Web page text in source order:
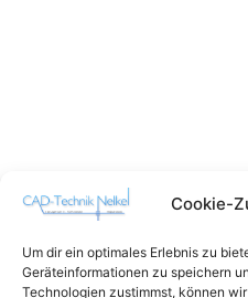
Cookie-
Um dir ein optimales Erlebnis zu
Geräteinformationen zu speichern
Technologien zustimmst, können